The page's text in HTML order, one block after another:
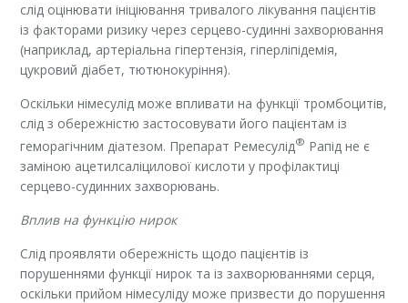
слід оцінювати ініціювання тривалого лікування пацієнтів
із факторами ризику через серцево-судинні захворювання
(наприклад, артеріальна гіпертензія, гіперліпідемія,
цукровий діабет, тютюнокуріння).
Оскільки німесулід може впливати на функції тромбоцитів,
слід з обережністю застосовувати його пацієнтам із
геморагічним діатезом. Препарат Ремесулід® Рапід не є
заміною ацетилсаліцилової кислоти у профілактиці
серцево-судинних захворювань.
Вплив на функцію нирок
Слід проявляти обережність щодо пацієнтів із
порушеннями функції нирок та із захворюваннями серця,
оскільки прийом німесуліду може призвести до порушення